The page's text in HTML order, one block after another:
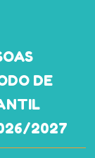
DE
2027